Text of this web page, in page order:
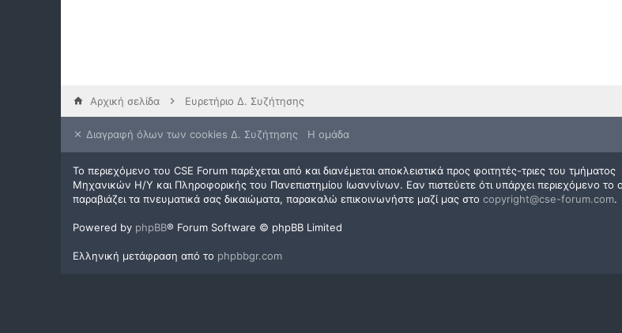
Αρχική σελίδα Ευρετήριο Δ. Συζήτησης
Διαγραφή όλων των cookies Δ. Συζήτησης Η ομάδα
Το περιεχόμενο του CSE Forum παρέχεται από και διανέμεται αποκλειστικά προς φοιτητές-τριες του τμήματος
Μηχανικών Η/Υ και Πληροφορικής του Πανεπιστημίου Ιωαννίνων. Εαν πιστεύετε ότι υπάρχει περιεχόμενο το
παραβιάζει τα πνευματικά σας δικαιώματα, παρακαλώ επικοινωνήστε μαζί μας στο copyright@cse-forum.com.
Powered by phpBB® Forum Software © phpBB Limited
Ελληνική μετάφραση από το phpbbgr.com